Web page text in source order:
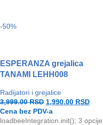
-50%
ESPERANZA grejalica
TANAMI LEHH008
Radijatori i grejalice
3,999.00RSD 1,990.00 RSD
Cena bez PDV-a
loadbeeIntegration.init(); 3 opcije